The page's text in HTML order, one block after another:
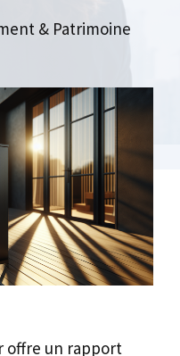
& Patrimoine
offre un rapport